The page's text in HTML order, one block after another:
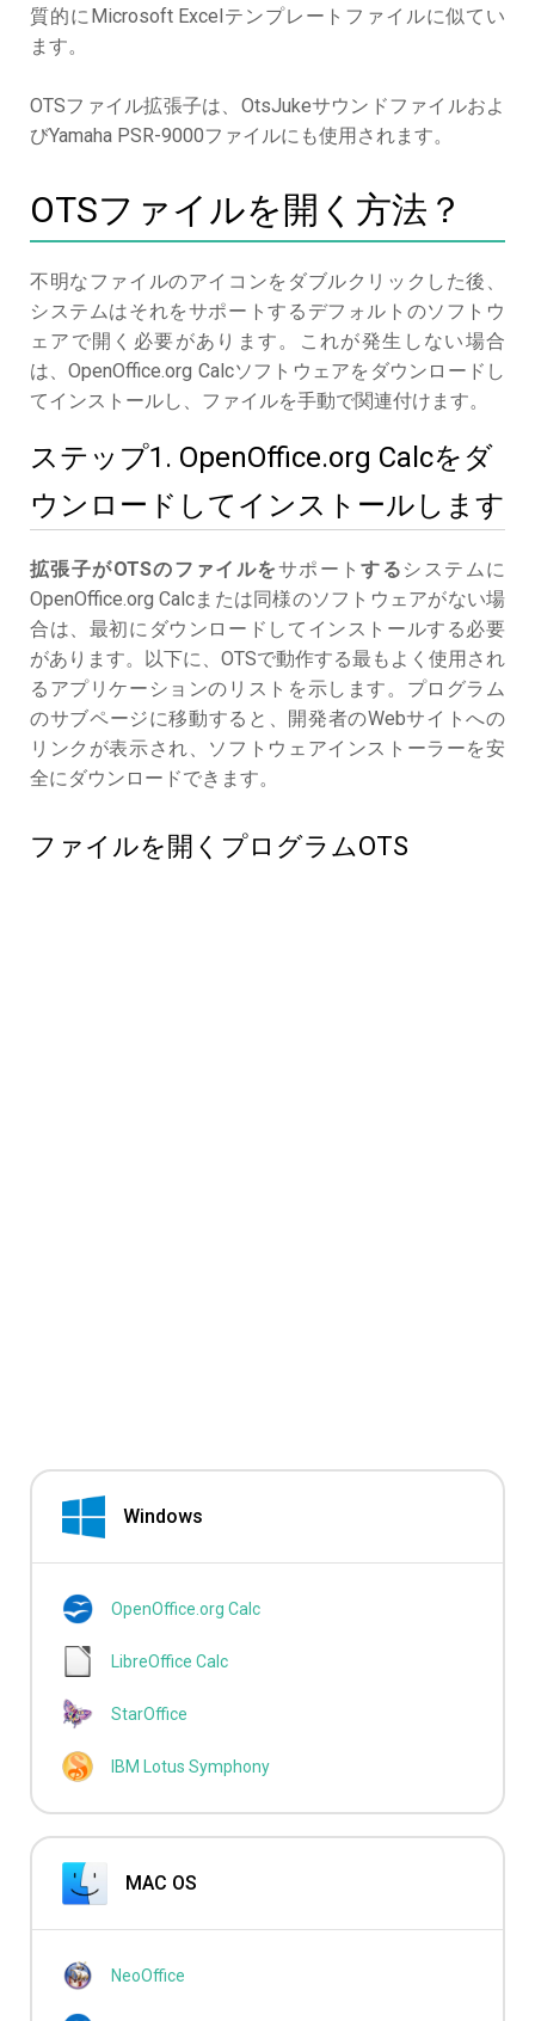
質的にMicrosoft Excelテンプレートファイルに似てい
ます。
OTSファイル拡張子は、OtsJukeサウンドファイルおよ
びYamaha PSR-9000ファイルにも使用されます。
OTSファイルを開く方法？
不明なファイルのアイコンをダブルクリックした後、
システムはそれをサポートするデフォルトのソフトウ
ェアで開く必要があります。これが発生しない場合
は、OpenOffice.org Calcソフトウェアをダウンロードし
てインストールし、ファイルを手動で関連付けます。
ステップ1. OpenOffice.org Calcをダ
ウンロードしてインストールします
拡張子がOTSのファイルをサポートする システムに
OpenOffice.org Calcまたは同様のソフトウェアがない場
合は、最初にダウンロードしてインストールする必要
があります。以下に、OTSで動作する最もよく使用され
るアプリケーションのリストを示します。プログラム
のサブページに移動すると、開発者のWebサイトへの
リンクが表示され、ソフトウェアインストーラーを安
全にダウンロードできます。
ファイルを開くプログラムOTS
Windows
OpenOffice.org Calc
LibreOffice Calc
StarOffice
IBM Lotus Symphony
MAC OS
NeoOffice